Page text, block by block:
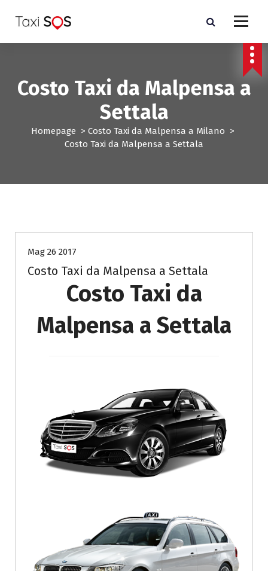
a
Costo Taxi da Malpensa a
Settala
Homepage > Costo Taxi da Malpensa a Milano >
Costo Taxi da Malpensa a Settala
Mag 26 2017
Costo Taxi da Malpensa a Settala
Costo Taxi da
Malpensa a Settala